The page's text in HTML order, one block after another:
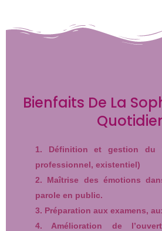
Bienfaits De La
1. Définition et gestion du
professionnel, existentiel)
2. Maîtrise des émotions
parole en public.
3. Préparation aux examens,
4. Amélioration de